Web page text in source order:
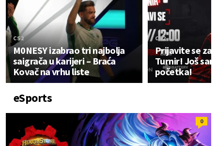
CS2
M0NESY izabrao tri najbolja
saigrača u karijeri – Braća
Kovač na vrhu liste
CS2
Prijavite se za
Turnir! Još
početka!
eSports
0